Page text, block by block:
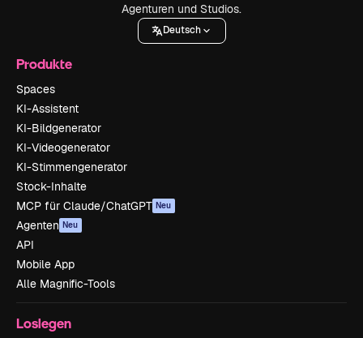
Agenturen und Studios.
Deutsch
Produkte
Spaces
KI-Assistent
KI-Bildgenerator
KI-Videogenerator
KI-Stimmengenerator
Stock-Inhalte
MCP für Claude/ChatGPT Neu
Agenten Neu
API
Mobile App
Alle Magnific-Tools
Loslegen